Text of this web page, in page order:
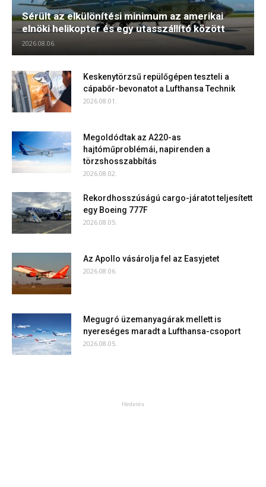
Sérült az elkülönítési minimum az amerikai
elnöki helikopter és egy utasszállító között
2026.08.06.
Keskenytörzsű repülőgépen teszteli a
cápabőr-bevonatot a Lufthansa Technik
2026.08.01.
Megoldódtak az A220-as
hajtóműproblémái, napirenden a
törzshosszabbítás
2026.08.02.
Rekordhosszúságú cargo-járatot teljesített
egy Boeing 777F
2026.08.05.
Az Apollo vásárolja fel az Easyjetet
2026.08.06.
Megugró üzemanyagárak mellett is
nyereséges maradt a Lufthansa-csoport
2026.08.05.
Hirdetés